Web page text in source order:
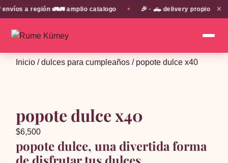
a región 🚛🚛 amplio catalogo 🎉 · 🛻 delivery propio en EN
✕
Inicio /dulces para cumpleaños / popote dulce x40
popote dulce x40
$6,500
popote dulce, una divertida forma